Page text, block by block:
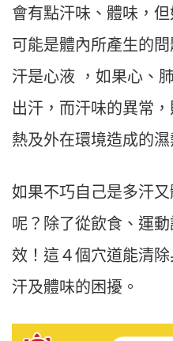
會有點汗味、體味，
可能是體內所產生的
汗是心液 ，如果心、
出汗，而汗味的異常
熱及外在環境造成的濕
如果不巧自己是多汗
呢？除了從飲食、運
效！這４個穴道能清
汗及體味的困擾。